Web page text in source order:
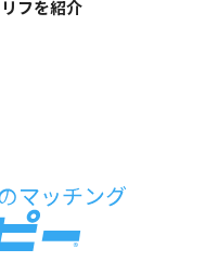
リフを紹介